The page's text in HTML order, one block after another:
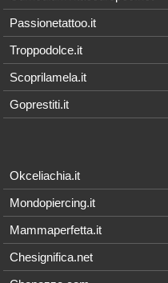
Passionetattoo.it
Troppodolce.it
Scoprilamela.it
Goprestiti.it
Okceliachia.it
Mondopiercing.it
Mammaperfetta.it
Chesignifica.net